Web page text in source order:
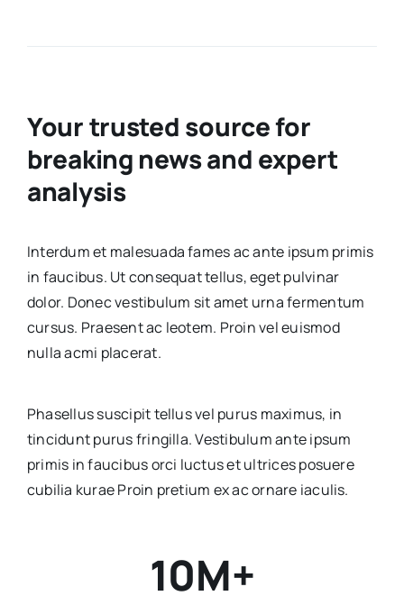
Your trusted source for
breaking news and expert
analysis
Interdum et malesuada fames ac ante ipsum primis
in faucibus. Ut consequat tellus, eget pulvinar
dolor. Donec vestibulum sit amet urna fermentum
cursus. Praesent ac leotem. Proin vel euismod
nulla acmi placerat.
Phasellus suscipit tellus vel purus maximus, in
tincidunt purus fringilla. Vestibulum ante ipsum
primis in faucibus orci luctus et ultrices posuere
cubilia kurae Proin pretium ex ac ornare iaculis.
10M+